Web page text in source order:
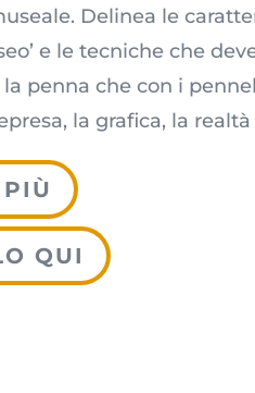
Delinea le
e le tecniche che
penna che con i
la grafica, la
QUI